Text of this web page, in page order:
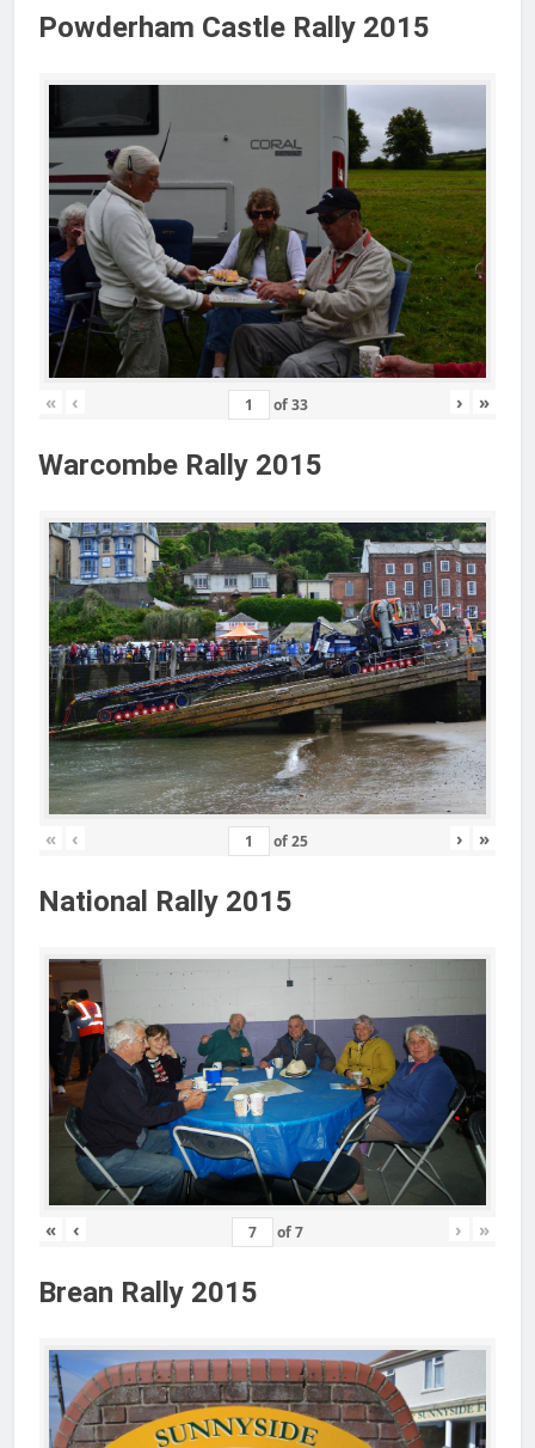
Powderham Castle Rally 2015
« ‹ of33 › »
Warcombe Rally 2015
« ‹ of25 › »
National Rally 2015
« ‹ of7 › »
Brean Rally 2015